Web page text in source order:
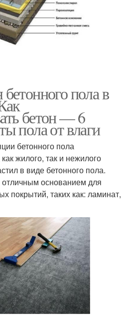
пола в
бетон — 6
пола от влаги
бетонного пола
жилого, так и нежилого
в виде бетонного пола.
основанием для
покрытий, таких как: ламинат,